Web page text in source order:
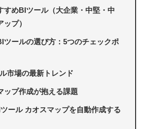
すめBIツール（大企業・中堅・中
プ）
ツールの選び方：5つのチェックポ
市場の最新トレンド
ップ作成が抱える課題
ール カオスマップを自動作成する